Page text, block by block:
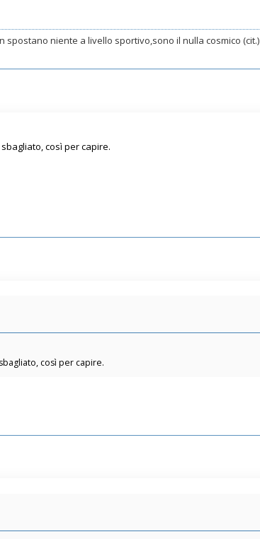
spostano niente a livello sportivo,sono il nulla cosmico (cit.)
così per capire.
così per capire.